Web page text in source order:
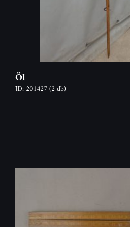
Öl
ID: 201427(2 db)